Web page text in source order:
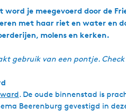
word je meegevoerd door de
met haar riet en water en
molens en kerken.
gebruik van een pontje.
. De oude binnenstad is
Beerenburg gevestigd in